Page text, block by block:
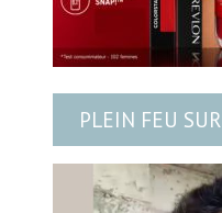
PLEIN FEU SUR